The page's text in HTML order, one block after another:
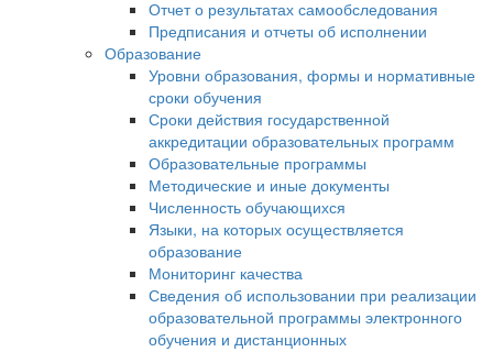
Отчет о результатах самообследования
Предписания и отчеты об исполнении
Образование
Уровни образования, формы и нормативные
сроки обучения
Сроки действия государственной
аккредитации образовательных программ
Образовательные программы
Методические и иные документы
Численность обучающихся
Языки, на которых осуществляется
образование
Мониторинг качества
Сведения об использовании при реализации
образовательной программы электронного
обучения и дистанционных